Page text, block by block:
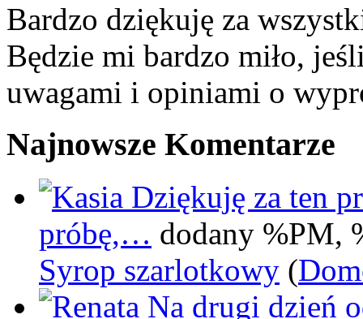
Bardzo dziękuję za
Będzie mi bardzo miło,
uwagami i opiniami o
Najnowsze Komentarze
Dziękuję za ten
próbę,… dodany %PM,
Syrop szarlotkowy (
Na drugi dzień